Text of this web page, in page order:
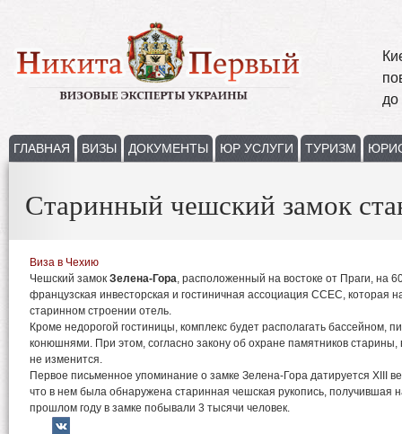
до
ГЛАВНАЯ ВИЗЫ ДОКУМЕНТЫ ЮР УСЛУГИ ТУРИЗМ
Старинный чешский замок
Виза в Чехию
Чешский замок Зелена-Гора, расположенный на востоке от Праги, на
французская инвесторская и гостиничная ассоциация CCEC, которая
старинном строении отель.
Кроме недорогой гостиницы, комплекс будет располагать бассейном,
конюшнями. При этом, согласно закону об охране памятников
не изменится.
Первое письменное упоминание о замке Зелена-Гора датируется XIII
что в нем была обнаружена старинная чешская рукопись, получившая
прошлом году в замке побывали 3 тысячи человек.